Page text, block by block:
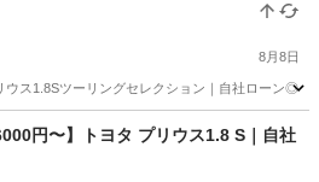
8月8日
ス1.8Sツーリングセレクション｜自社ローン◎
プリウス ローン
円〜】トヨタ プリウス1.8 S｜自社